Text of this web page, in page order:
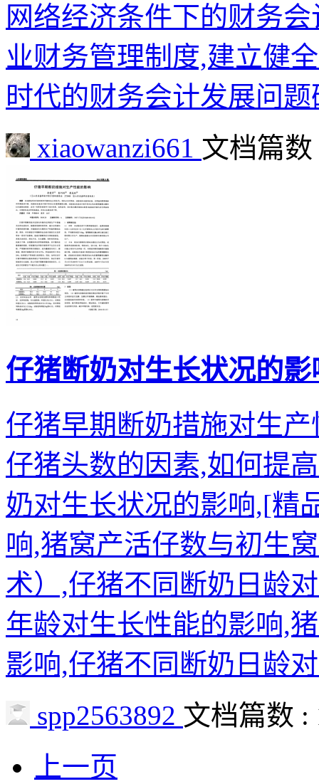
网络经济条件下的财务
业财务管理制度,建立健
时代的财务会计发展问
xiaowanzi661 文档篇数
仔猪断奶对生长状况的影
仔猪早期断奶措施对生
仔猪头数的因素,如何提
奶对生长状况的影响,[精
响,猪窝产活仔数与初生
术）,仔猪不同断奶日龄
年龄对生长性能的影响,
影响,仔猪不同断奶日龄
spp2563892 文档篇数 :
上一页